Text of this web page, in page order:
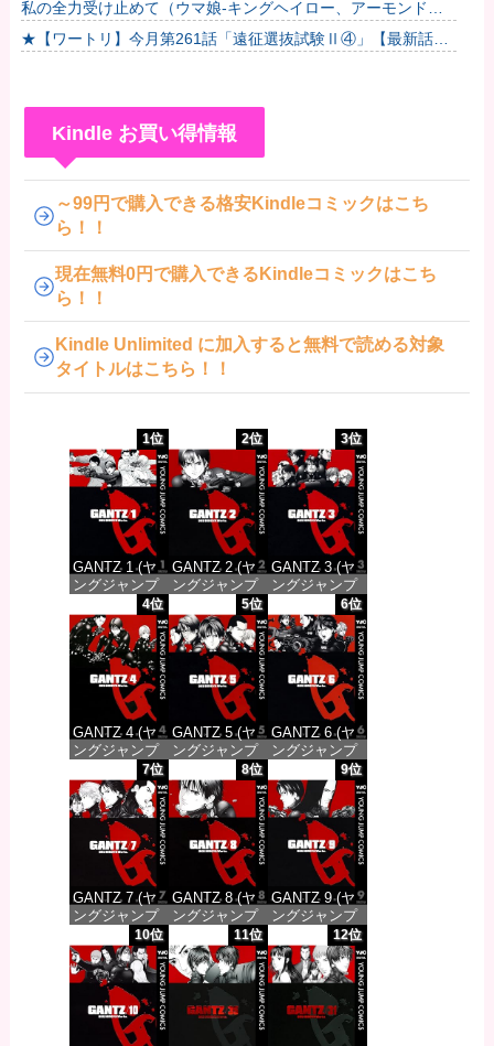
私の全力受け止めて（ウマ娘-キングヘイロー、アーモンドア
イ、フサイチパンドラ、ラインクラフト）
★【ワートリ】今月第261話「遠征選抜試験Ⅱ④」【最新話コ
Kindle お買い得情報
～99円で購入できる格安Kindleコミックはこち
ら！！
現在無料0円で購入できるKindleコミックはこち
ら！！
Kindle Unlimited に加入すると無料で読める対象
タイトルはこちら！！
1位
GANTZ 1 (ヤ
ングジャンプ
コミックス
DIGITAL)
価格：¥100
2位
GANTZ 2 (ヤ
ングジャンプ
コミックス
DIGITAL)
価格：¥100
3位
GANTZ 3 (ヤ
ングジャンプ
コミックス
DIGITAL)
価格：¥100
4位
GANTZ 4 (ヤ
ングジャンプ
コミックス
DIGITAL)
価格：¥100
5位
GANTZ 5 (ヤ
ングジャンプ
コミックス
DIGITAL)
価格：¥100
6位
GANTZ 6 (ヤ
ングジャンプ
コミックス
DIGITAL)
価格：¥100
7位
GANTZ 7 (ヤ
ングジャンプ
コミックス
DIGITAL)
価格：¥100
8位
GANTZ 8 (ヤ
ングジャンプ
コミックス
DIGITAL)
価格：¥100
9位
GANTZ 9 (ヤ
ングジャンプ
コミックス
DIGITAL)
価格：¥100
10位 11位 12位